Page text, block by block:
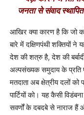
जनता से संवाद
आखिर क्या कारण है कि
बारे में दक्षिणपंथी शक्तियों ने
देश की शत्रु है, देश की
अल्पसंख्यक समुदाय के प्रति
मतदाता अब क्षेत्रीय दलों को
पार्टियों को। यह कैसी
सवर्णों के दबदबे से नाराज हैं